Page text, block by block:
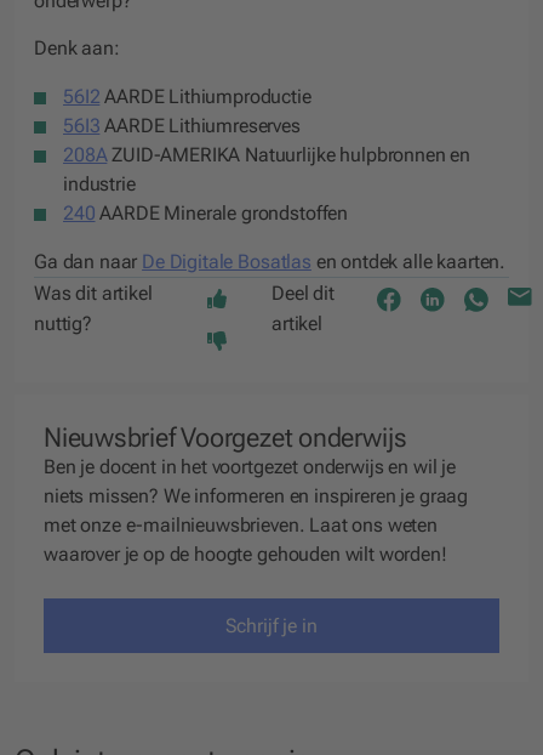
Denk aan:
56I2 AARDE Lithiumproductie
56I3 AARDE Lithiumreserves
208A ZUID-AMERIKA Natuurlijke hulpbronnen en
industrie
240 AARDE Minerale grondstoffen
Ga dan naar De Digitale Bosatlas en ontdek alle kaarten.
Was dit artikel
nuttig?
Deel dit
artikel
Nieuwsbrief Voorgezet onderwijs
Ben je docent in het voortgezet onderwijs en wil je
niets missen? We informeren en inspireren je graag
met onze e-mailnieuwsbrieven. Laat ons weten
waarover je op de hoogte gehouden wilt worden!
Schrijf je in